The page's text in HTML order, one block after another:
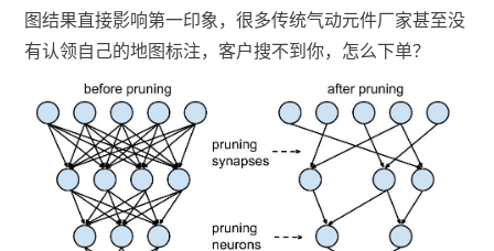
图结果直接影响第一印象，很多传统气动元件厂家甚至没
有认领自己的地图标注，客户搜不到你，怎么下单？